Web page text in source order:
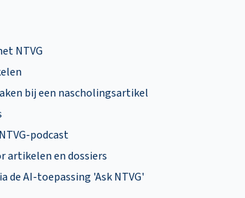
NTVG
bij een nascholingsartikel
podcast
artikelen en dossiers
de AI-toepassing 'Ask NTVG'